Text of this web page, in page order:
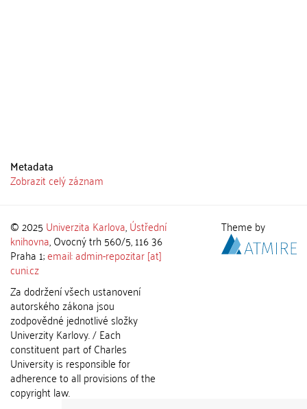
Metadata
Zobrazit celý záznam
© 2025 Univerzita Karlova,Ústřední
knihovna, Ovocný trh 560/5, 116 36
Praha 1;email: admin-repozitar [at]
cuni.cz
Za dodržení všech ustanovení
autorského zákona jsou
zodpovědné jednotlivé složky
Univerzity Karlovy. / Each
constituent part of Charles
University is responsible for
adherence to all provisions of the
copyright law.
Theme by